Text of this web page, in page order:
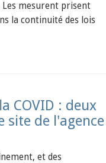
mesurent prisent
la continuité des lois
COVID : deux
site de l'agence
et des